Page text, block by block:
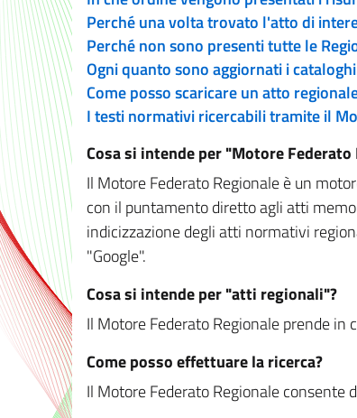
Perché una volta trovato l'atto di
Perché non sono presenti tutte le
Ogni quanto sono aggiornati i
Come posso scaricare un atto
I testi normativi ricercabili tramite il
Cosa si intende per "Motore Federato
Il Motore Federato Regionale è un
con il puntamento diretto agli atti
indicizzazione degli atti normativi
"Google".
Cosa si intende per "atti regionali"?
Il Motore Federato Regionale prende
Come posso effettuare la ricerca?
Il Motore Federato Regionale